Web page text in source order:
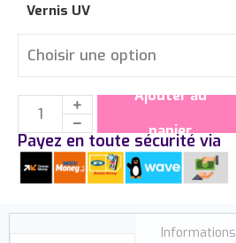
Vernis UV
Ajouter au
panier
Payez en toute sécurité via
Informations